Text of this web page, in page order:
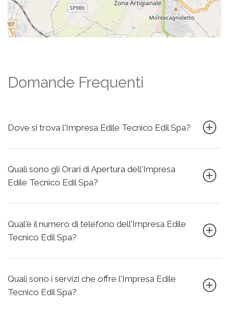
Domande Frequenti
Dove si trova l'Impresa Edile Tecnico Edil Spa?
Quali sono gli Orari di Apertura dell'Impresa
Edile Tecnico Edil Spa?
Qual'è il numero di telefono dell'Impresa Edile
Tecnico Edil Spa?
Quali sono i servizi che offre l'Impresa Edile
Tecnico Edil Spa?